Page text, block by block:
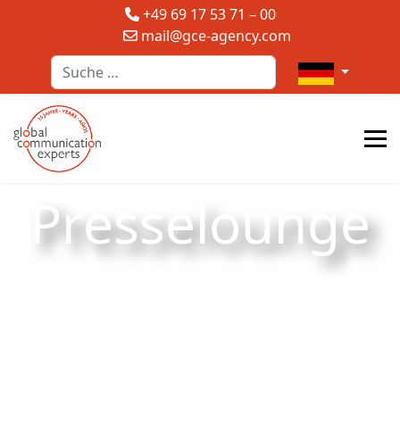
+49 69 17 53 71 – 00
mail@gce-agency.com
Suchen
Sprache
Presselounge